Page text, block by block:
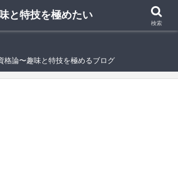
と特技を極めたい
格論〜趣味と特技を極めるブログ
と特技を極めたい
検索